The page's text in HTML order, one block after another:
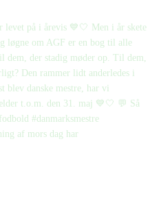
af mors dag har